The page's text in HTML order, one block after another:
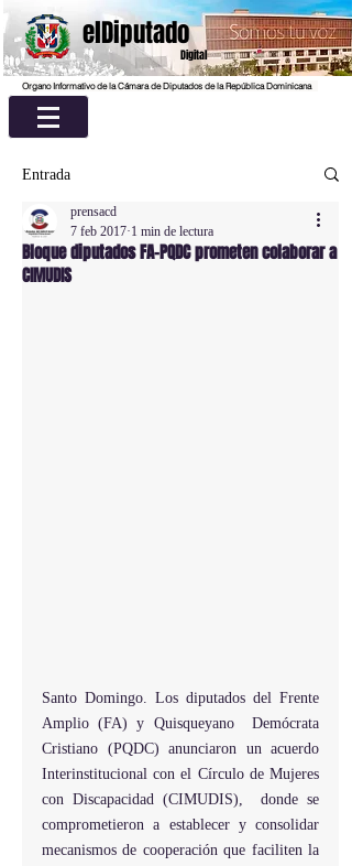
elDiputado
Digital
Organo Informativo de la Cámara de Diputados de la República Dominicana
Entrada
Bloque diputados FA-PQDC prometen colaborar a
CIMUDIS
prensacd
7 feb 2017 1 min de lectura
Santo Domingo. Los diputados del Frente
Amplio (FA) y Quisqueyano  Demócrata
Cristiano (PQDC) anunciaron un acuerdo
Interinstitucional con el Círculo de Mujeres
con Discapacidad (CIMUDIS),  donde se
comprometieron a establecer y consolidar
mecanismos de cooperación que faciliten la